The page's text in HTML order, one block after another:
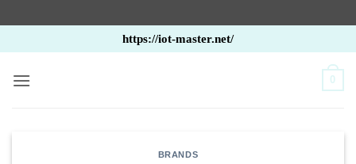
qua
nội
https://iot-master.net/
0
BRANDS